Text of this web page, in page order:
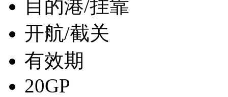
目的港/挂靠
开航/截关
有效期
20GP